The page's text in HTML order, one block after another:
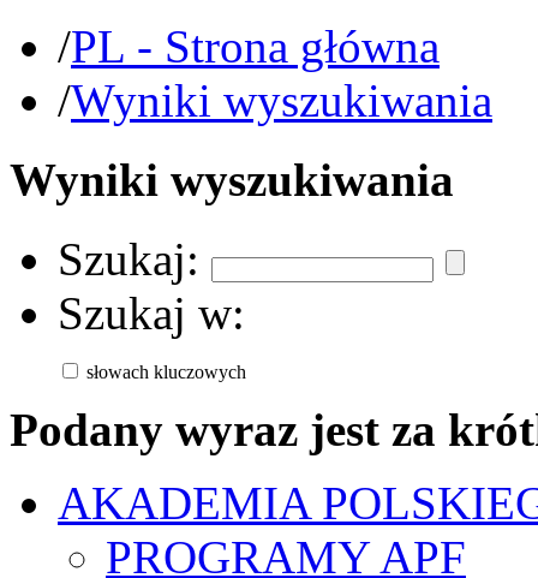
/PL - Strona główna
/Wyniki wyszukiwania
Wyniki wyszukiwania
Szukaj:
Szukaj w:
słowach kluczowych
Podany wyraz jest za
AKADEMIA
PROGRAMY APF